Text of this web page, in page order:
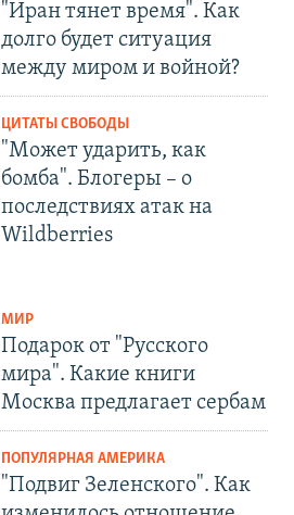
"Иран тянет время". Как
долго будет ситуация
между миром и войной?
ЦИТАТЫ СВОБОДЫ
"Может ударить, как
бомба". Блогеры – о
последствиях атак на
Wildberries
МИР
Подарок от "Русского
мира". Какие книги
Москва предлагает сербам
ПОПУЛЯРНАЯ АМЕРИКА
"Подвиг Зеленского". Как